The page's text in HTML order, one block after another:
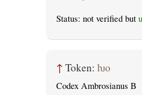
Status: not verified but
↑ Token: ƕo
Codex Ambrosianus B